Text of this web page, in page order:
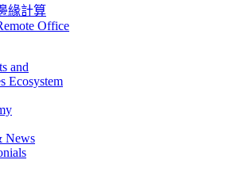
緣計算
Office
and
Ecosystem
News